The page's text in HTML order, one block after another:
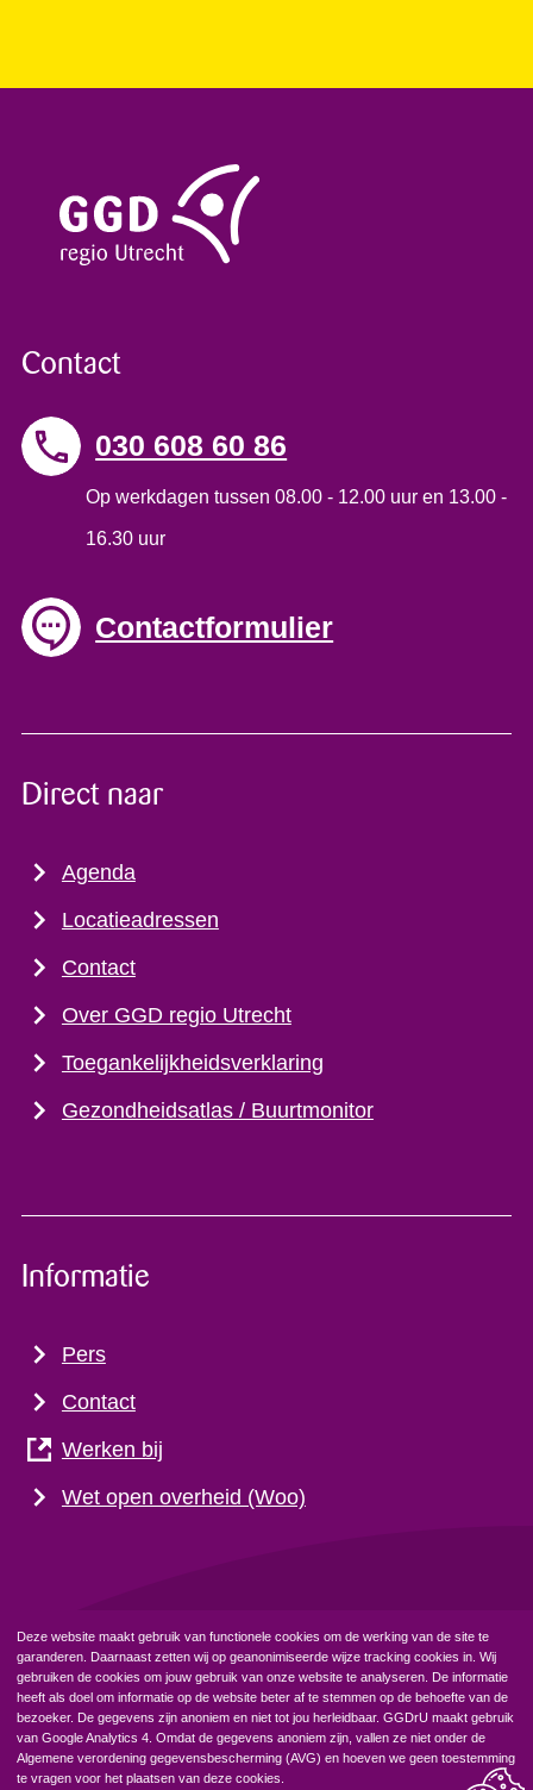
Deze website maakt gebruik van functionele cookies om de werking van de site te
garanderen. Daarnaast zetten wij op geanonimiseerde wijze tracking cookies in. Wij
gebruiken de cookies om jouw gebruik van onze website te analyseren. De informatie
heeft als doel om informatie op de website beter af te stemmen op de behoefte van de
bezoeker. De gegevens zijn anoniem en niet tot jou herleidbaar. GGDrU maakt gebruik
van Google Analytics 4. Omdat de gegevens anoniem zijn, vallen ze niet onder de
Algemene verordening gegevensbescherming (AVG) en hoeven we geen toestemming
te vragen voor het plaatsen van deze cookies.
Contact
030 608 60 86
Op werkdagen tussen 08.00 - 12.00 uur en 13.00 -
16.30 uur
Contactformulier
Direct naar
Agenda
Locatieadressen
Contact
Over GGD regio Utrecht
Toegankelijkheidsverklaring
Gezondheidsatlas / Buurtmonitor
Informatie
Pers
Contact
Werken bij
Wet open overheid (Woo)
Privacyverklaring Cookiebeleid